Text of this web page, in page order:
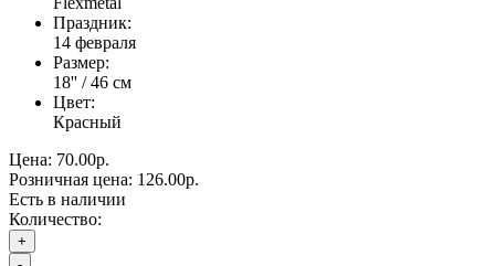
Праздник:
14 февраля
Размер:
18'' / 46 см
Цвет:
Красный
Цена: 70.00р.
Розничная цена: 126.00р.
Есть в наличии
Количество:
+